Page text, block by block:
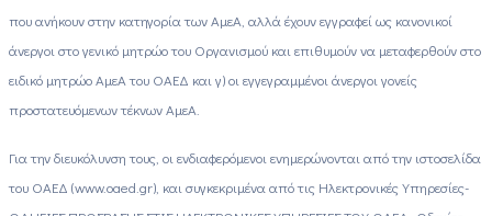
που ανήκουν στην κατηγορία των ΑμεΑ, αλλά έχουν εγγραφεί ως κανονικοί
άνεργοι στο γενικό μητρώο του Οργανισμού και επιθυμούν να μεταφερθούν στο
ειδικό μητρώο ΑμεΑ του ΟΑΕΔ και γ) οι εγγεγραμμένοι άνεργοι γονείς
προστατευόμενων τέκνων ΑμεΑ.
Για την διευκόλυνση τους, οι ενδιαφερόμενοι ενημερώνονται από την ιστοσελίδα
του ΟΑΕΔ (www.oaed.gr), και συγκεκριμένα από τις Ηλεκτρονικές Υπηρεσίες-